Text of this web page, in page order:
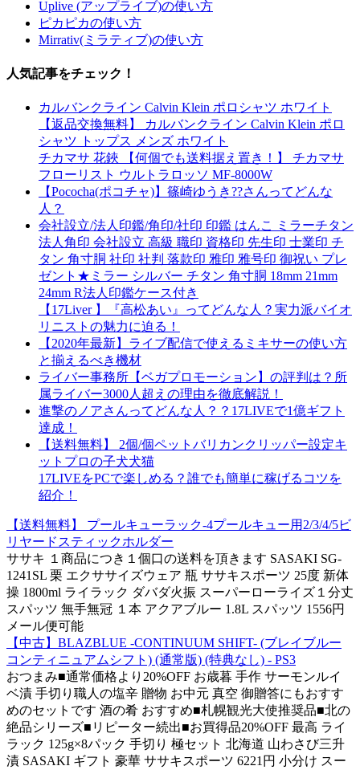
Uplive (アップライブ)の使い方
ピカピカの使い方
Mirrativ(ミラティブ)の使い方
人気記事をチェック！
カルバンクライン Calvin Klein ポロシャツ ホワイト
【返品交換無料】 カルバンクライン Calvin Klein ポロ
シャツ トップス メンズ ホワイト
チカマサ 花鋏 【何個でも送料据え置き！】 チカマサ
フローリスト ウルトラロッソ MF-8000W
【Pococha(ポコチャ)】篠崎ゆうき??さんってどんな
人？
会社設立/法人印鑑/角印/社印 印鑑 はんこ ミラーチタン
法人角印 会社設立 高級 職印 資格印 先生印 士業印 チ
タン 角寸胴 社印 社判 落款印 雅印 雅号印 御祝い プレ
ゼント★ミラー シルバー チタン 角寸胴 18mm 21mm
24mm R法人印鑑ケース付き
【17Liver 】『高松あい』ってどんな人？実力派バイオ
リニストの魅力に迫る！
【2020年最新】ライブ配信で使えるミキサーの使い方
と揃えるべき機材
ライバー事務所【ベガプロモーション】の評判は？所
属ライバー3000人超えの理由を徹底解説！
進撃のノアさんってどんな人？？17LIVEで1億ギフト
達成！
【送料無料】 2個/個ペットバリカンクリッパー設定キ
ットプロの子犬犬猫
17LIVEをPCで楽しめる？誰でも簡単に稼げるコツを
紹介！
【送料無料】 プールキューラック-4プールキュー用2/3/4/5ビ
リヤードスティックホルダー
ササキ １商品につき１個口の送料を頂きます SASAKI SG-
1241SL 栗 エクササイズウェア 瓶 ササキスポーツ 25度 新体
操 1800ml ライラック ダバダ火振 スーパーローライズ１分丈
スパッツ 無手無冠 １本 アクアブルー 1.8L スパッツ 1556円
メール便可能
【中古】BLAZBLUE -CONTINUUM SHIFT- (ブレイブルー
コンティニュアムシフト) (通常版) (特典なし) - PS3
おつまみ■通常価格より20%OFF お歳暮 手作 サーモンルイ
ベ漬 手切り職人の塩辛 贈物 お中元 真空 御贈答にもおすす
めのセットです 酒の肴 おすすめ■札幌観光大使推奨品■北の
絶品シリーズ■リピーター続出■お買得品20%OFF 最高 ライ
ラック 125g×8パック 手切り 極セット 北海道 山わさび三升
漬 SASAKI ギフト 豪華 ササキスポーツ 6221円 小分け スー